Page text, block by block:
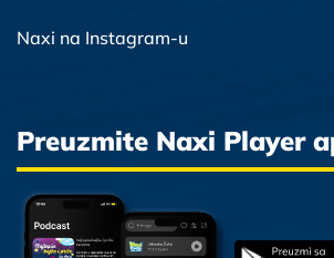
Naxi na Instagram-u
Preuzmite Naxi Player